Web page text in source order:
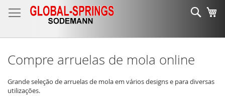
para
Compre arruelas de mola online
Grande seleção de arruelas de mola em vários designs e para diversas
utilizações.